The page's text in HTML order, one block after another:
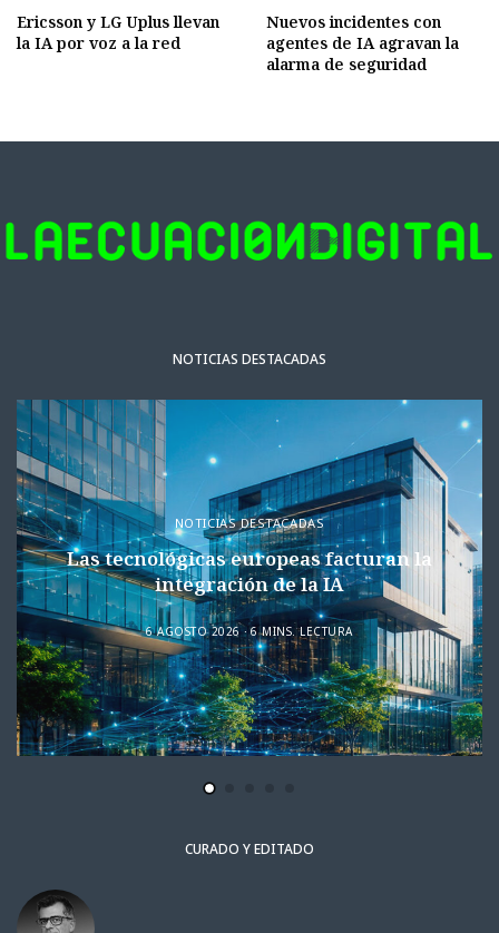
Ericsson y LG Uplus llevan
la IA por voz a la red
Nuevos incidentes con
agentes de IA agravan la
alarma de seguridad
NOTICIAS DESTACADAS
NOTICIAS DESTACADAS
Las tecnológicas europeas facturan la
integración de la IA
6 AGOSTO 2026 6 MINS. LECTURA
CURADO Y EDITADO